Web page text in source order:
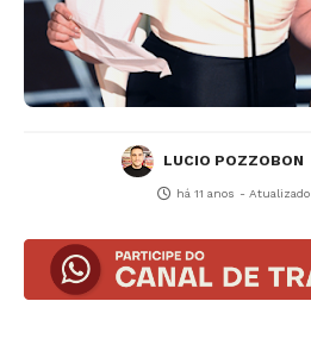
LUCIO POZZOBON
há 11 anos - Atualizado